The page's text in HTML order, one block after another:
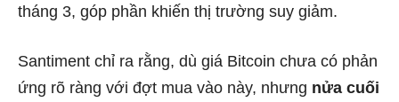
tháng 3, góp phần khiến thị trường suy giảm.
Santiment chỉ ra rằng, dù giá Bitcoin chưa có phản
ứng rõ ràng với đợt mua vào này, nhưng nửa cuối